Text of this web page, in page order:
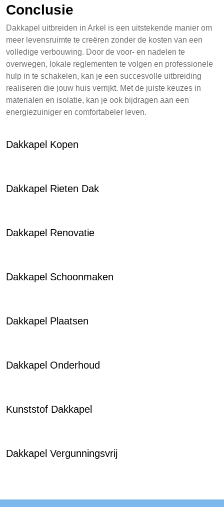
Conclusie
Dakkapel uitbreiden in Arkel is een uitstekende manier om
meer levensruimte te creëren zonder de kosten van een
volledige verbouwing. Door de voor- en nadelen te
overwegen, lokale reglementen te volgen en professionele
hulp in te schakelen, kan je een succesvolle uitbreiding
realiseren die jouw huis verrijkt. Met de juiste keuzes in
materialen en isolatie, kan je ook bijdragen aan een
energiezuiniger en comfortabeler leven.
Dakkapel Kopen
Dakkapel Rieten Dak
Dakkapel Renovatie
Dakkapel Schoonmaken
Dakkapel Plaatsen
Dakkapel Onderhoud
Kunststof Dakkapel
Dakkapel Vergunningsvrij